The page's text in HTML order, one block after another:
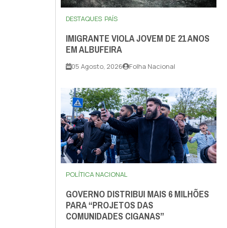
DESTAQUES PAÍS
IMIGRANTE VIOLA JOVEM DE 21 ANOS
EM ALBUFEIRA
05 Agosto, 2026 Folha Nacional
POLÍTICA NACIONAL
GOVERNO DISTRIBUI MAIS 6 MILHÕES
PARA “PROJETOS DAS
COMUNIDADES CIGANAS”